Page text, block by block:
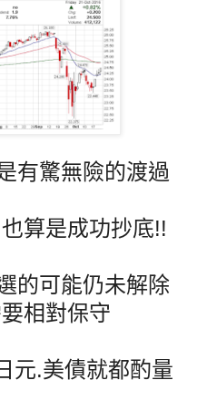
有驚無險的渡過
算是成功抄底!!
的可能仍未解除
相對保守
元.美債就都酌量